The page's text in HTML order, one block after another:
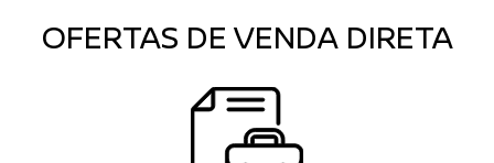
OFERTAS DE VENDA DIRETA